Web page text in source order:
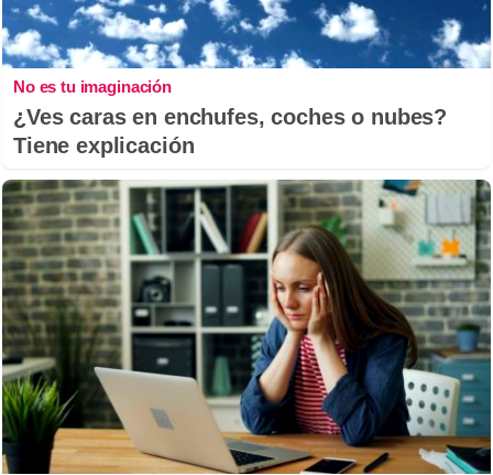
No es tu imaginación
¿Ves caras en enchufes, coches o nubes?
Tiene explicación